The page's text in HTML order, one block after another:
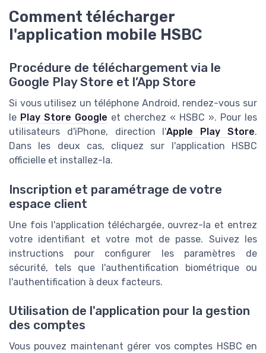
Comment télécharger
l'application mobile HSBC
Procédure de téléchargement via le
Google Play Store et l’App Store
Si vous utilisez un téléphone Android, rendez-vous sur
le Play Store Google et cherchez « HSBC ». Pour les
utilisateurs d'iPhone, direction l'Apple Play Store.
Dans les deux cas, cliquez sur l'application HSBC
officielle et installez-la.
Inscription et paramétrage de votre
espace client
Une fois l'application téléchargée, ouvrez-la et entrez
votre identifiant et votre mot de passe. Suivez les
instructions pour configurer les paramètres de
sécurité, tels que l'authentification biométrique ou
l'authentification à deux facteurs.
Utilisation de l'application pour la gestion
des comptes
Vous pouvez maintenant gérer vos comptes HSBC en